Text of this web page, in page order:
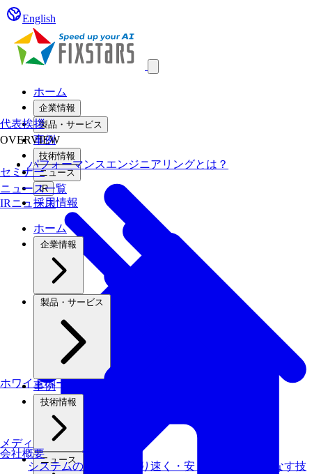
English
ホーム
企業情報
製品・サービス
事例
技術情報
セミナー
ホワイトペーパー
ニュース
ニュース一覧
メディアライブラリ
IR
採用情報
ホーム
企業情報
製品・サービス
事例
技術情報
ニュース
代表挨拶
会社概要
OVERVIEW
パフォーマンスエンジニアリングとは？
システムの仕事を、より速く・安く・省エネでこなす技
IRニュース